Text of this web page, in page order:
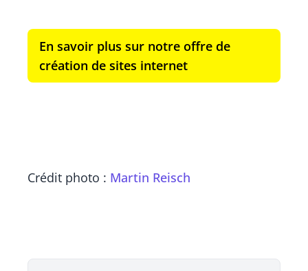
En savoir plus sur notre offre de
création de sites internet
Crédit photo : Martin Reisch